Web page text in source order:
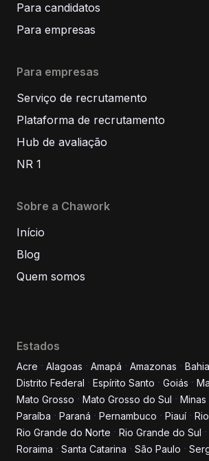
Informe seus dados
conversar conosco!
Para candidatos
Para empresas
Para empresas
Serviço de recrutamento
Plataforma de recrutamento
Hub de avaliação
NR 1
Sobre a Chawork
Início
Blog
Quem somos
Estados
Acre Alagoas Amapá Amazonas Bahia
Distrito Federal
Espírito Santo Goiás
Mato Grosso
Mato Grosso do Sul Minas
Paraíba
Paraná Pernambuco Piauí
Rio Grande do Norte
Rio Grande do Sul
Roraima
Santa Catarina São Paulo